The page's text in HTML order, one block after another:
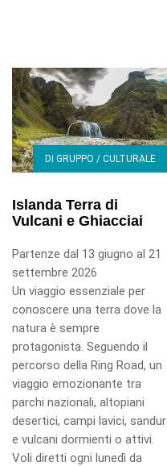
DI GRUPPO / CULTURALE
Islanda Terra di
Vulcani e Ghiacciai
Partenze dal 13 giugno al 21
settembre 2026
Un viaggio essenziale per
conoscere una terra dove la
natura è sempre
protagonista. Seguendo il
percorso della Ring Road, un
viaggio emozionante tra
parchi nazionali, altopiani
desertici, campi lavici, sandur
e vulcani dormienti o attivi.
Voli diretti ogni lunedì da